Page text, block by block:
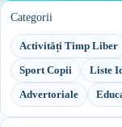
Categorii
Activități Timp Liber
Sport Copii
Liste
Advertoriale